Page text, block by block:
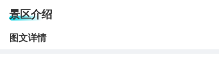
景区介绍
图文详情